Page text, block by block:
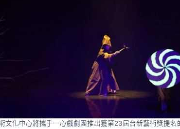
文化中心將攜手一心戲劇團推出獲第23屆台新藝術獎提